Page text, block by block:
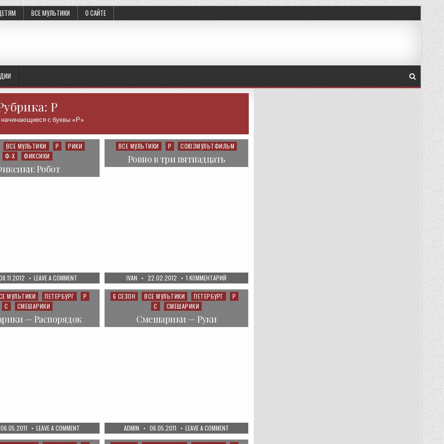
ВСЕ МУЛЬТИКИ О САЙТЕ
Р
начинающиеся с буквы «Р»
LEAVE A COMMENTON
ФИКСИКИ:
РОБОТ
ВСЕ МУЛЬТИКИ Р
РИКИ
Ф-Х
ФИКСИКИ
Робот
AUTHOR:
IVAN PUBLISHED
DATE:
22.02.2012 1 КОММЕНТАРИЙ
ЗАПИСИ
РОВНО
ТРИ
Posted
ВСЕ МУЛЬТИКИ Р СОЮЗМУЛЬТФИЛЬМ
Ровно в три пятнадцать
PUBLISHED
06.05.2011 LEAVE A COMMENT
СМЕШАРИКИ
—
МУЛЬТИКИ ПЕТЕРБУРГ
Р
С
СМЕШАРИКИ
— Распорядок
AUTHOR:
ADMIN PUBLISHED
DATE:
06.05.2011 LEAVE A COMMENT
СМЕШАРИКИ
—
Posted
6 СЕЗОН ВСЕ МУЛЬТИКИ ПЕТЕРБУРГ
Р
С
СМЕШАРИКИ
Смешарики — Руки